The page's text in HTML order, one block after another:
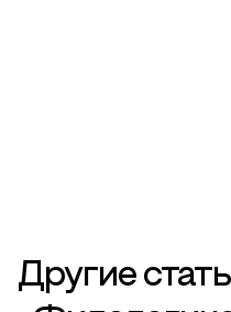
Другие